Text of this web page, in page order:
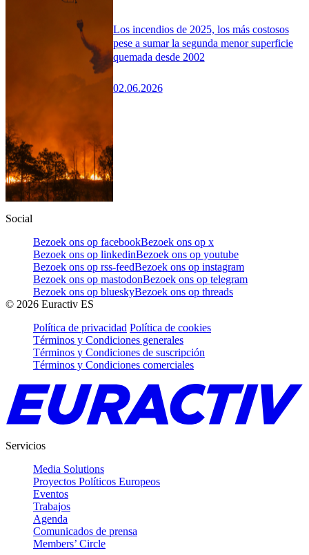
Los incendios de 2025, los más costosos
pese a sumar la segunda menor superficie
quemada desde 2002
02.06.2026
Social
Bezoek ons op facebookBezoek ons op x
Bezoek ons op linkedinBezoek ons op youtube
Bezoek ons op rss-feedBezoek ons op instagram
Bezoek ons op mastodonBezoek ons op telegram
Bezoek ons op blueskyBezoek ons op threads
© 2026 Euractiv ES
Política de privacidad Política de cookies
Términos y Condiciones generales
Términos y Condiciones de suscripción
Términos y Condiciones comerciales
Servicios
Media Solutions
Proyectos Políticos Europeos
Eventos
Trabajos
Agenda
Comunicados de prensa
Members’ Circle